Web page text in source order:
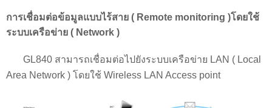
การเชื่อมต่อข้อมูลแบบไร้สาย ( Remote monitoring )โดยใช้
ระบบเครือข่าย ( Network )
GL840 สามารถเชื่อมต่อไปยังระบบเครือข่าย LAN ( Local
Area Network ) โดยใช้ Wireless LAN Access point